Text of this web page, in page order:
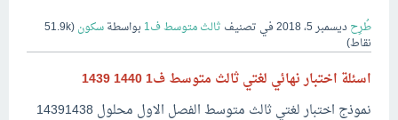
طُرِحديسمبر 5، 2018 في تصنيف ثالث متوسط ف1 بواسطةسكون(
51.9k
نقاط)
اسئلة اختبار نهائي لغتي ثالث متوسط ف1 1440 1439
نموذج اختبار لغتي ثالث متوسط الفصل الاول محلول 14391438